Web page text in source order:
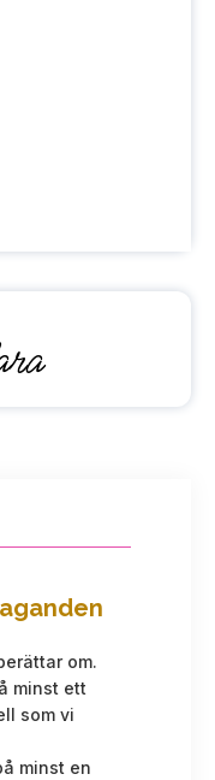
om.
minst ett
som vi
minst en